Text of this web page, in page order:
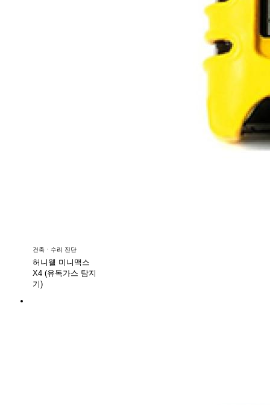
건축ㆍ수리 진단
허니웰 미니맥스
X4 (유독가스 탐지
기)